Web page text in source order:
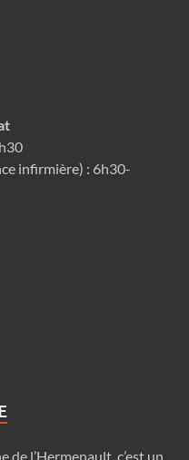
infirmière) : 6h30-
de l’Hermenault, c’est un